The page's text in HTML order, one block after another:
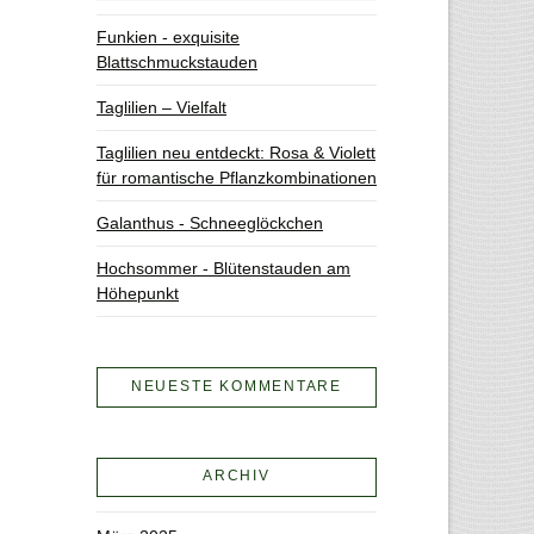
Funkien - exquisite
Blattschmuckstauden
Taglilien – Vielfalt
Taglilien neu entdeckt: Rosa & Violett
für romantische Pflanzkombinationen
Galanthus - Schneeglöckchen
Hochsommer - Blütenstauden am
Höhepunkt
NEUESTE KOMMENTARE
ARCHIV